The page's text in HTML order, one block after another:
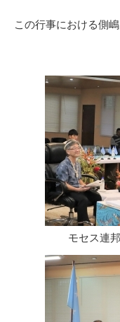
この行事における側
モセス連